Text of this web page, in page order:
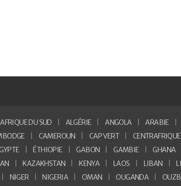
AFRIQUE DU SUD ALGÉRIE ANGOLA ARABIE
CAMEROUN CAP VERT CENTRAFRIQUE
ÉTHIOPIE GABON GAMBIE GHANA
KAZAKHSTAN KENYA LAOS LIBAN
NIGER NIGERIA OMAN OUGANDA